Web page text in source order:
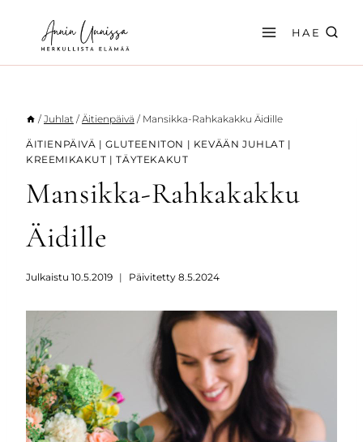
sisältöön
HAE
/ Juhlat / Äitienpäivä / Mansikka-Rahkakakku Äidille
ÄITIENPÄIVÄ |GLUTEENITON | KEVÄÄN JUHLAT |
KREEMIKAKUT |TÄYTEKAKUT
Mansikka-Rahkakakku
Äidille
Julkaistu 10.5.2019 Päivitetty 8.5.2024